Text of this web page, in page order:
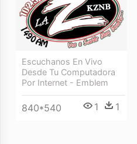
Escuchanos En Vivo
Desde Tu Computadora
Por Internet - Emblem
840*540 1 1